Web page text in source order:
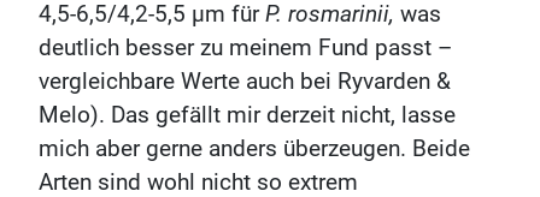
4,5-6,5/4,2-5,5 µm fürP. rosmarinii, was
deutlich besser zu meinem Fund passt –
vergleichbare Werte auch bei Ryvarden &
Melo). Das gefällt mir derzeit nicht, lasse
mich aber gerne anders überzeugen. Beide
Arten sind wohl nicht so extrem